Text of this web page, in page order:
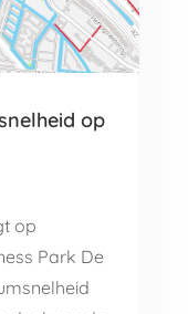
op
op
Park De